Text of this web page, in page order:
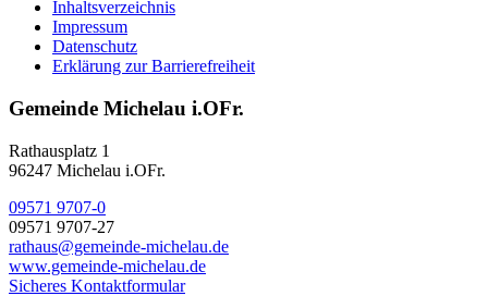
Inhaltsverzeichnis
Impressum
Datenschutz
Erklärung zur Barrierefreiheit
Gemeinde Michelau i.OFr.
Rathausplatz 1
96247 Michelau i.OFr.
09571 9707-0
09571 9707-27
rathaus@gemeinde-michelau.de
www.gemeinde-michelau.de
Sicheres Kontaktformular